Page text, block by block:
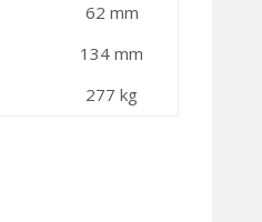
62 mm
134 mm
277 kg